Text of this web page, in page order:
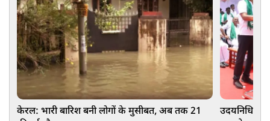
केरल: भारी बारिश बनी लोगों के मुसीबत, अब तक 21
उदयनिधि